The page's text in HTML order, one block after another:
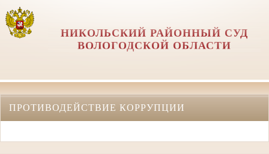
НИКОЛЬСКИЙ РАЙОННЫЙ СУД
ВОЛОГОДСКОЙ ОБЛАСТИ
ПРОТИВОДЕЙСТВИЕ КОРРУПЦИИ